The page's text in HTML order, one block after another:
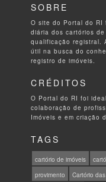
SOBRE
O site do Portal do
diária dos cartórios
qualificação registral.
útil na busca do
registro de imóveis.
CRÉDITOS
O Portal do RI foi
colaboração de
Imóveis e em criação
TAGS
cartório de imóveis
provimento
Cartório